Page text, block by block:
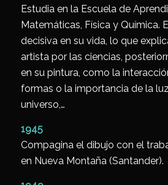
Estudia en la Escuela de
Matemáticas, Física y Química.
decisiva en su vida, lo que
artista por las ciencias,
en su pintura, como la
formas o la importancia de la
universo,…
1945
Compagina el dibujo con el
en Nueva Montaña (Santander).